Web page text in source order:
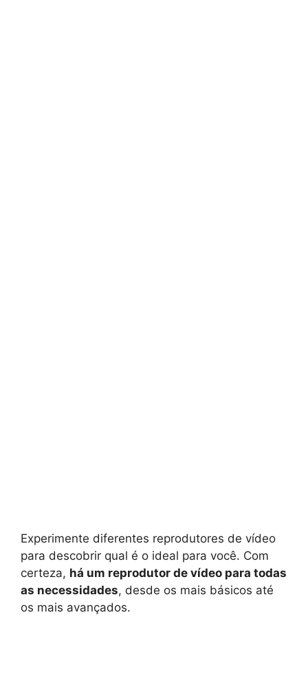
Experimente diferentes reprodutores de vídeo
para descobrir qual é o ideal para você. Com
certeza, há um reprodutor de vídeo para todas
as necessidades, desde os mais básicos até
os mais avançados.